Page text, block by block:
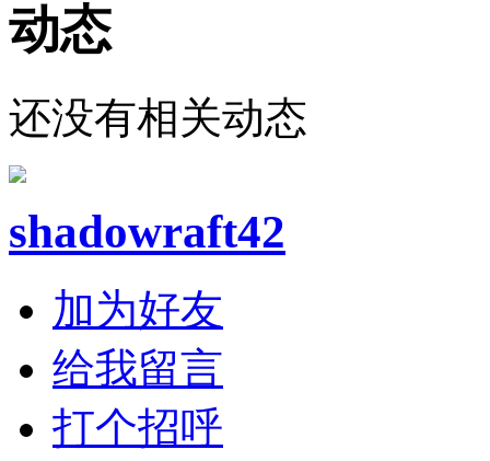
动态
还没有相关动态
shadowraft42
加为好友
给我留言
打个招呼